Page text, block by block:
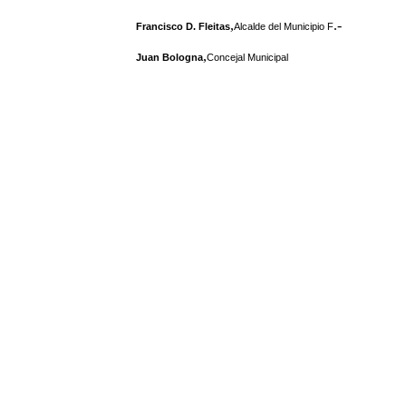
Francisco D. Fleitas,Alcalde del Municipio F.-
Juan Bologna,Concejal Municipal